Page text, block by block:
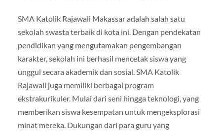
SMA Katolik Rajawali Makassar adalah salah satu
sekolah swasta terbaik di kota ini. Dengan pendekatan
pendidikan yang mengutamakan pengembangan
karakter, sekolah ini berhasil mencetak siswa yang
unggul secara akademik dan sosial. SMA Katolik
Rajawali juga memiliki berbagai program
ekstrakurikuler. Mulai dari seni hingga teknologi, yang
memberikan siswa kesempatan untuk mengeksplorasi
minat mereka. Dukungan dari para guru yang